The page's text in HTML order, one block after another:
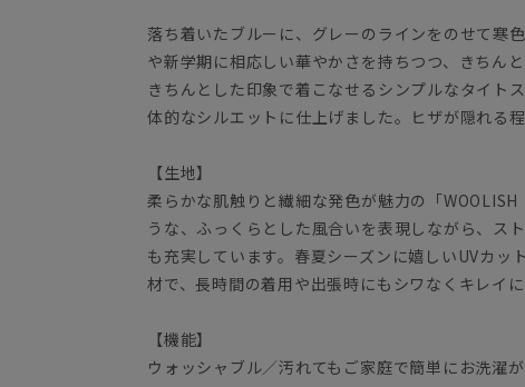
落ち着いたブルーに、グレーのラインをのせて寒
や新学期に相応しい華やかさを持ちつつ、きちんと
きちんとした印象で着こなせるシンプルなタイト
体的なシルエットに仕上げました。ヒザが隠れ
【生地】
柔らかな肌触りと繊細な発色が魅力の「
うな、ふっくらとした風合いを表現しながら、ス
も充実しています。春夏シーズンに嬉しいUVカッ
材で、長時間の着用や出張時にもシワなくキレイに
【機能】
ウォッシャブル／汚れてもご家庭で簡単にお洗濯が